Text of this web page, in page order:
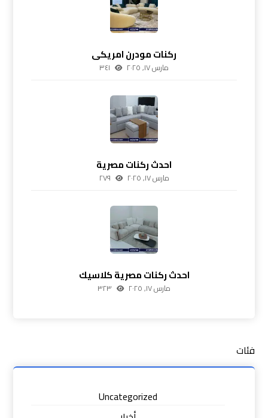
ركنات مودرن امريكى
مارس ١٧, ٢٠٢٥ ٣٤١
احدث ركنات مصرية
مارس ١٧, ٢٠٢٥ ٢٧٩
احدث ركنات مصرية كلاسيك
مارس ١٧, ٢٠٢٥ ٣٢٣
فئات
Uncategorized